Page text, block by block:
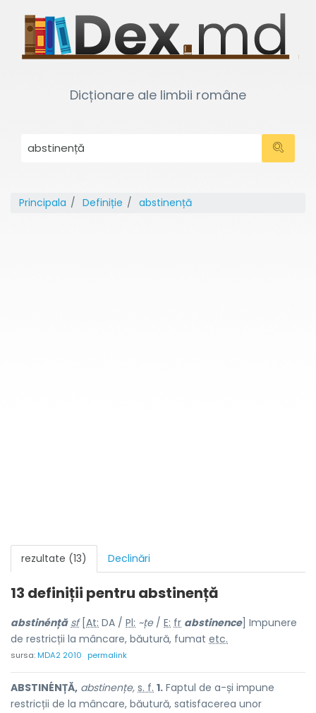
Dicționare ale limbii române
Principala Definiție abstinență
rezultate (13) Declinări
13 definiții pentru abstinență
abstinénță sf[ At: DA / Pl: ~țe/ E: fr abstinence] Impunere
de restricții la mâncare, băutură, fumat etc.
sursa:MDA2 2010 permalink
ABSTINÉNȚĂ, abstinențe, s. f. 1. Faptul de a-și impune
restricții de la mâncare, băutură, satisfacerea unor